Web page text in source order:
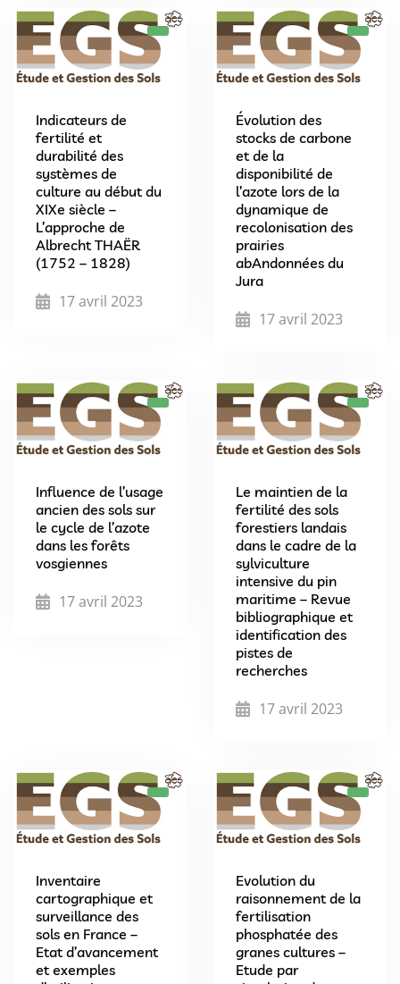
Indicateurs de
fertilité et
durabilité des
systèmes de
culture au début du
XIXe siècle –
L’approche de
Albrecht THAËR
(1752 – 1828)
17 avril 2023
Évolution des
stocks de carbone
et de la
disponibilité de
l’azote lors de la
dynamique de
recolonisation des
prairies
abAndonnées du
Jura
17 avril 2023
Influence de l’usage
ancien des sols sur
le cycle de l’azote
dans les forêts
vosgiennes
17 avril 2023
Le maintien de la
fertilité des sols
forestiers landais
dans le cadre de la
sylviculture
intensive du pin
maritime – Revue
bibliographique et
identification des
pistes de
recherches
17 avril 2023
Inventaire
cartographique et
surveillance des
sols en France –
Etat d’avancement
et exemples
Evolution du
raisonnement de la
fertilisation
phosphatée des
granes cultures –
Etude par